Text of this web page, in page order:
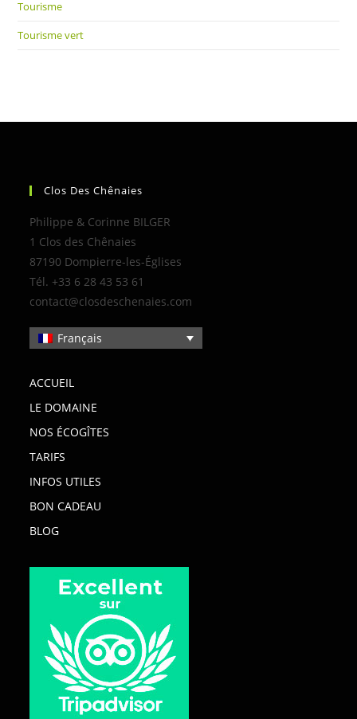
Tourisme
Tourisme vert
Clos Des Chênaies
Philippe & Corinne BILGER
1 Clos des Chênaies
87190 Dompierre-les-Églises
Tél. +33 6 28 43 53 61
contact@closdeschenaies.com
Français
ACCUEIL
LE DOMAINE
NOS ÉCOGÎTES
TARIFS
INFOS UTILES
BON CADEAU
BLOG